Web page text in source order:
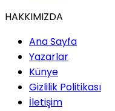
HAKKIMIZDA
Ana Sayfa
Yazarlar
Künye
Gizlilik Politikası
İletişim